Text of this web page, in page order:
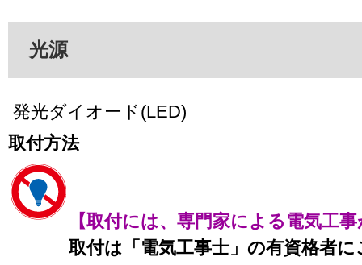
光源
発光ダイオード(LED)
取付方法
【取付には、専門家による電気工
取付は「電気工事士」の有資格者